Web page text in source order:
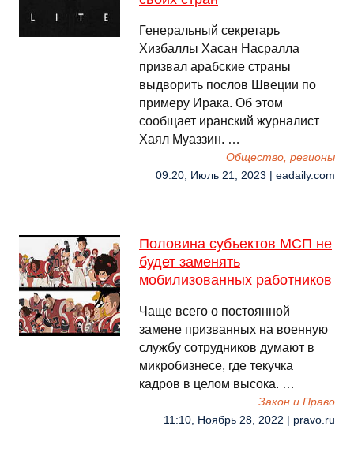
Генеральный секретарь
Хизбаллы Хасан Насралла
призвал арабские страны
выдворить послов Швеции по
примеру Ирака. Об этом
сообщает иранский журналист
Хаял Муаззин. …
Общество, регионы
09:20, Июль 21, 2023 | eadaily.com
Половина субъектов МСП не
будет заменять
мобилизованных работников
Чаще всего о постоянной
замене призванных на военную
службу сотрудников думают в
микробизнесе, где текучка
кадров в целом высока. …
Закон и Право
11:10, Ноябрь 28, 2022 | pravo.ru